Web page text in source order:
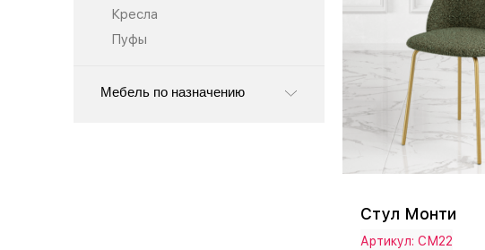
Кресла
Пуфы
Мебель по назначению
Стул Монти
Артикул: СМ22